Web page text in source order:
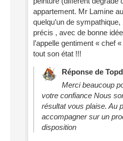
appartement. Mr Lamine
quelqu’un de
précis , avec de bonne
l’appelle gentiment « chef
tout son état !!!
Réponse de
Merci beaucoup
votre confiance Nous
résultat vous plaise. Au
accompagner sur un
disposition